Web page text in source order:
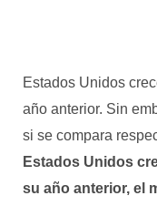
Estados Unidos
año anterior. Sin
si se compara
Estados Unidos
su año anterior, el